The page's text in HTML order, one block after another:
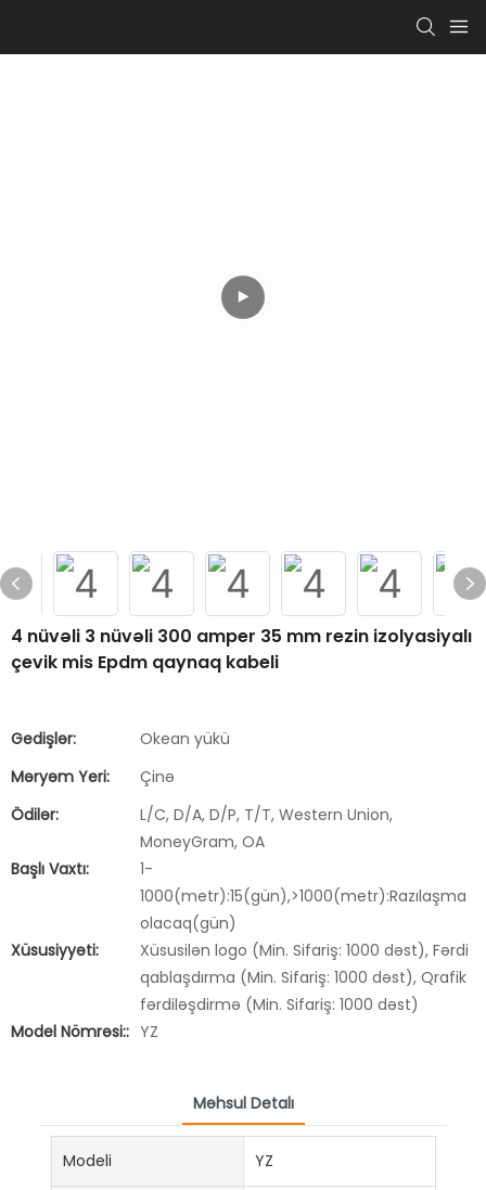
4 nüvəli 3 nüvəli 300 amper 35 mm rezin izolyasiyalı
çevik mis Epdm qaynaq kabeli
Gedişlər:
Okean yükü
Məryəm Yeri:
Çinə
Ödilər:
L/C, D/A, D/P, T/T, Western Union,
MoneyGram, OA
Başlı Vaxtı:
1-
1000(metr):15(gün),>1000(metr):Razılaşma
olacaq(gün)
Xüsusiyyəti:
Xüsusilən logo (Min. Sifariş: 1000 dəst), Fərdi
qablaşdırma (Min. Sifariş: 1000 dəst), Qrafik
fərdiləşdirmə (Min. Sifariş: 1000 dəst)
Model Nömrəsi:: YZ
Məhsul Detalı
Modeli YZ